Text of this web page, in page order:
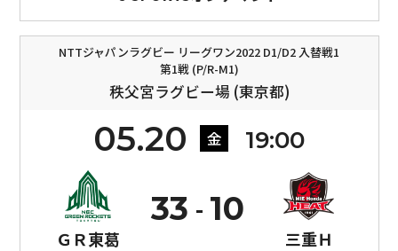
NTTジャパンラグビー リーグワン2022 D1/D2 入替戦1
第1戦 (P/R-M1)
秩父宮ラグビー場 (東京都)
05.20 金 19:00
ＧＲ東葛
33
三重Ｈ
10